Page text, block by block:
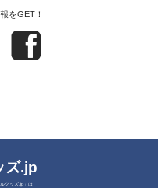
をGET！
ズ.jp
グッズ.jp」は